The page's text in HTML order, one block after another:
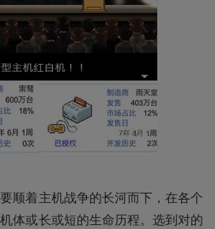
顺着主机战争的长河而下，在各个
体或长或短的生命历程。选到对的